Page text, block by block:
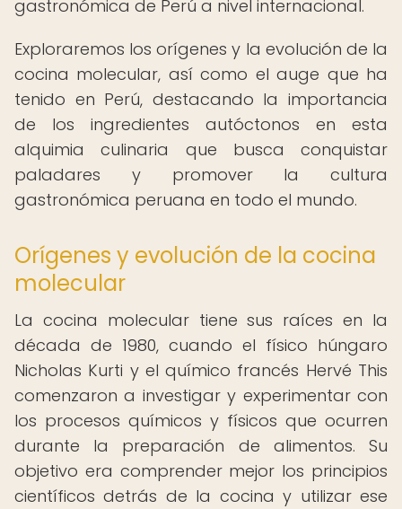
gastronómica de Perú a nivel internacional.
Exploraremos los orígenes y la evolución de la
cocina molecular, así como el auge que ha
tenido en Perú, destacando la importancia
de los ingredientes autóctonos en esta
alquimia culinaria que busca conquistar
paladares y promover la cultura
gastronómica peruana en todo el mundo.
Orígenes y evolución de la cocina
molecular
La cocina molecular tiene sus raíces en la
década de 1980, cuando el físico húngaro
Nicholas Kurti y el químico francés Hervé This
comenzaron a investigar y experimentar con
los procesos químicos y físicos que ocurren
durante la preparación de alimentos. Su
objetivo era comprender mejor los principios
científicos detrás de la cocina y utilizar ese